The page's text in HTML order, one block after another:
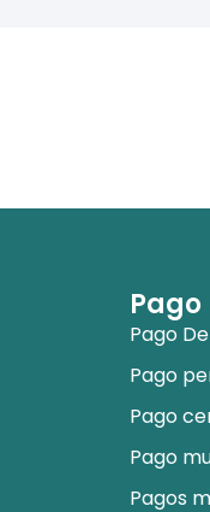
Pago
Pago
Pago
Pago
Pago
Pagos